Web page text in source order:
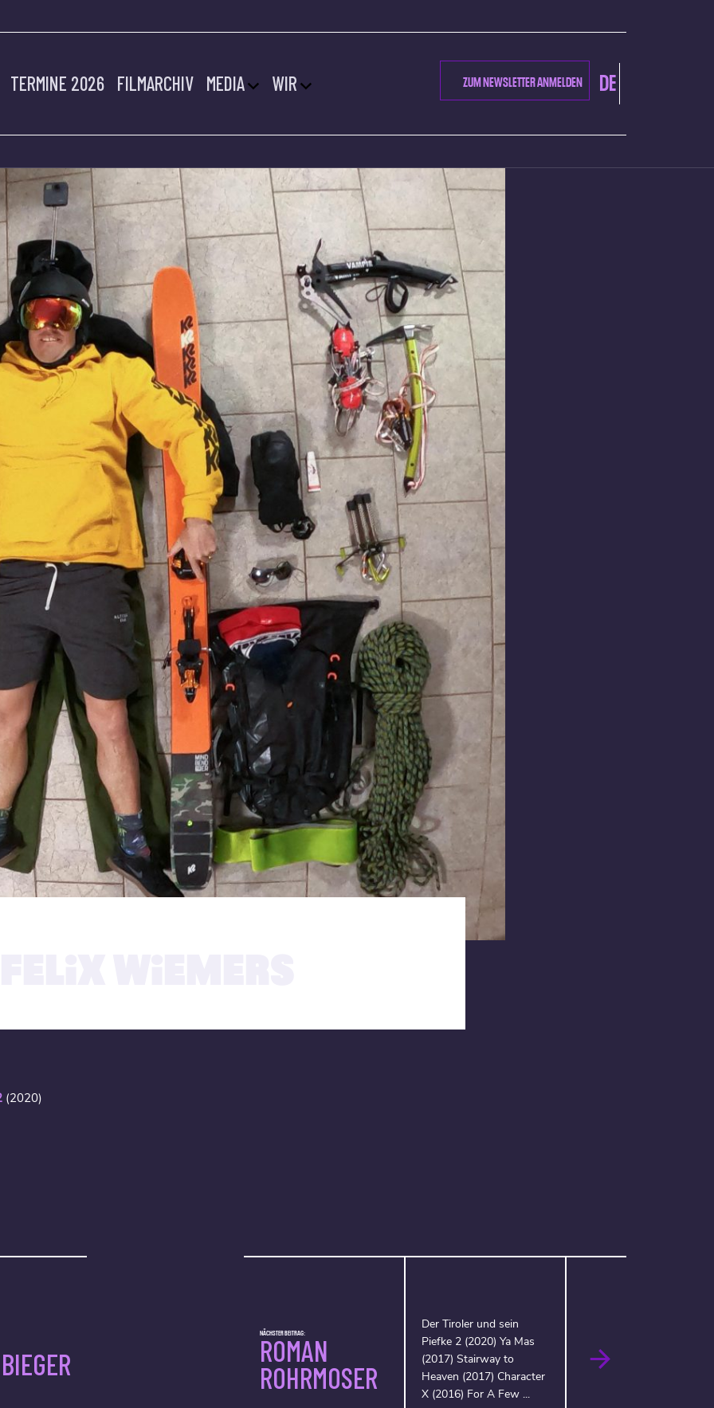
TERMINE 2026 FILMARCHIV MEDIA WIR ZUM NEWSLETTER ANMELDEN DE
(2020)
NÄCHSTER BEITRAG:
ROMAN
ROHRMOSER
Der Tiroler und sein
Piefke 2 (2020) Ya Mas
(2017) Stairway to
Heaven (2017) Character
X (2016) For A Few ...